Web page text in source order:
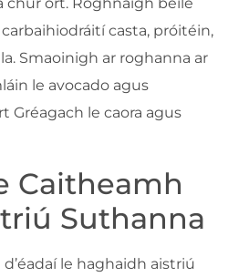
casta, próitéin,
Smaoinigh ar roghanna ar
le avocado agus
Gréagach le caora agus
Caitheamh
Suthanna
le haghaidh aistriú